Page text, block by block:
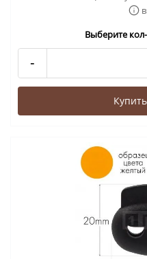
Выберите
-